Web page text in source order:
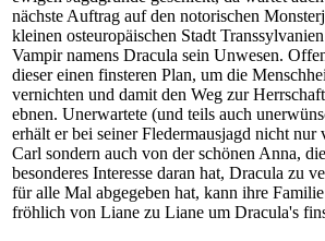
nächste Auftrag auf den notorischen
kleinen osteuropäischen Stadt
Vampir namens Dracula sein Unwesen.
dieser einen finsteren Plan, um die
vernichten und damit den Weg zur
ebnen. Unerwartete (und teils auch
erhält er bei seiner Fledermausjagd nicht nur
Carl sondern auch von der schönen Anna,
besonderes Interesse daran hat, Dracula zu
für alle Mal abgegeben hat, kann ihre
fröhlich von Liane zu Liane um Dracula's